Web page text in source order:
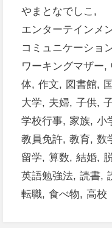
やまとなでしこ
エンターテインメ
コミュニケーショ
ワーキングマザー
体 作文 図書館
大学
夫婦 子供
学校行事
家族 小
教員免許 教育 数
留学
算数 結婚
英語勉強法 読書
転職 食べ物 高校